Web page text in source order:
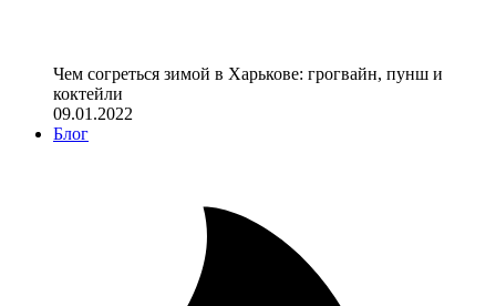
Чем согреться зимой в Харькове: грогвайн, пунш и
коктейли
09.01.2022
Блог